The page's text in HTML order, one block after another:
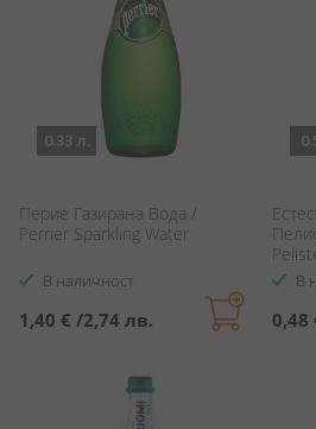
0.33 л.
Перие Газирана Вода /
Perrier Sparkling Water
В наличност
1,40 € /2,74 лв.
В
0,48